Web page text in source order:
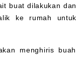
buat dilakukan dan
ke rumah untuk
menghiris buah